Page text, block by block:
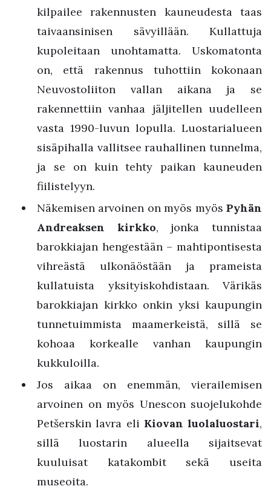
kilpailee rakennusten kauneudesta taas
taivaansinisen sävyillään. Kullattuja
kupoleitaan unohtamatta. Uskomatonta
on, että rakennus tuhottiin kokonaan
Neuvostoliiton vallan aikana ja se
rakennettiin vanhaa jäljitellen uudelleen
vasta 1990-luvun lopulla. Luostarialueen
sisäpihalla vallitsee rauhallinen tunnelma,
ja se on kuin tehty paikan kauneuden
fiilistelyyn.
Näkemisen arvoinen on myös myös Pyhän
Andreaksen kirkko, jonka tunnistaa
barokkiajan hengestään – mahtipontisesta
vihreästä ulkonäöstään ja prameista
kullatuista yksityiskohdistaan. Värikäs
barokkiajan kirkko onkin yksi kaupungin
tunnetuimmista maamerkeistä, sillä se
kohoaa korkealle vanhan kaupungin
kukkuloilla.
Jos aikaa on enemmän, vierailemisen
arvoinen on myös Unescon suojelukohde
Petšerskin lavra eli Kiovan luolaluostari,
sillä luostarin alueella sijaitsevat
kuuluisat katakombit sekä useita
museoita.